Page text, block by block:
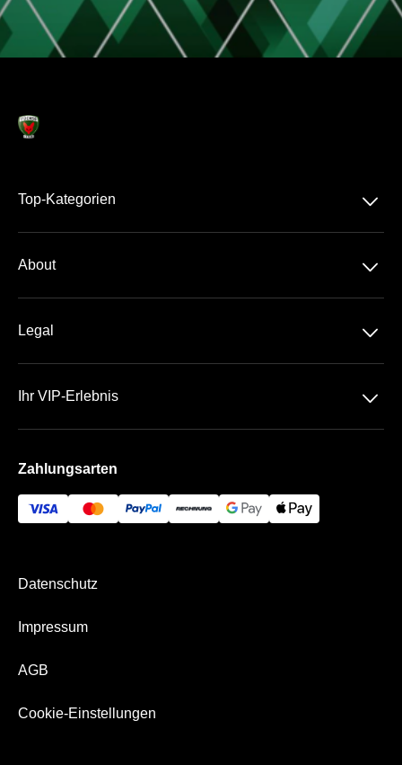
Top-Kategorien 􀆈
DHB-Pokal
About 􀆈
Team
Legal 􀆈
Ihr VIP-Erlebnis 􀆈
Zahlungsarten
Datenschutz
Impressum
AGB
Cookie-Einstellungen